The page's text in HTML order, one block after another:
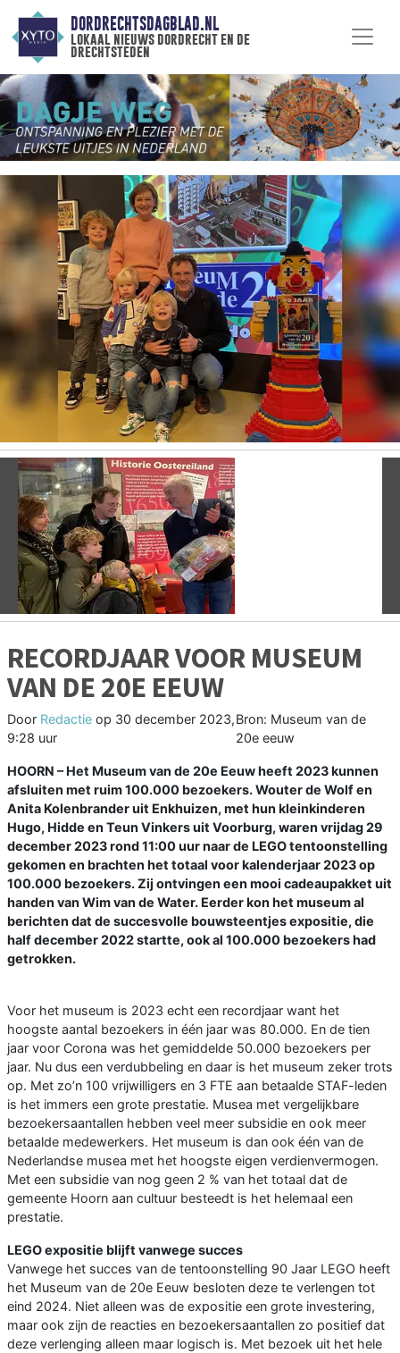
DORDRECHTSDAGBLAD.NL
lokaal nieuws dordrecht en de
drechtsteden
Vorige
RECORDJAAR VOOR MUSEUM
VAN DE 20E EEUW
Door Redactie op 30 december 2023,
9:28 uur
Bron: Museum van de
20e eeuw
HOORN – Het Museum van de 20e Eeuw heeft 2023 kunnen
afsluiten met ruim 100.000 bezoekers. Wouter de Wolf en
Anita Kolenbrander uit Enkhuizen, met hun kleinkinderen
Hugo, Hidde en Teun Vinkers uit Voorburg, waren vrijdag 29
december 2023 rond 11:00 uur naar de LEGO tentoonstelling
gekomen en brachten het totaal voor kalenderjaar 2023 op
100.000 bezoekers. Zij ontvingen een mooi cadeaupakket uit
handen van Wim van de Water. Eerder kon het museum al
berichten dat de succesvolle bouwsteentjes expositie, die
half december 2022 startte, ook al 100.000 bezoekers had
getrokken.
Voor het museum is 2023 echt een recordjaar want het
hoogste aantal bezoekers in één jaar was 80.000. En de tien
jaar voor Corona was het gemiddelde 50.000 bezoekers per
jaar. Nu dus een verdubbeling en daar is het museum zeker trots
op. Met zo’n 100 vrijwilligers en 3 FTE aan betaalde STAF-leden
is het immers een grote prestatie. Musea met vergelijkbare
bezoekersaantallen hebben veel meer subsidie en ook meer
betaalde medewerkers. Het museum is dan ook één van de
Nederlandse musea met het hoogste eigen verdienvermogen.
Met een subsidie van nog geen 2 % van het totaal dat de
gemeente Hoorn aan cultuur besteedt is het helemaal een
prestatie.
LEGO expositie blijft vanwege succes
Vanwege het succes van de tentoonstelling 90 Jaar LEGO heeft
het Museum van de 20e Eeuw besloten deze te verlengen tot
eind 2024. Niet alleen was de expositie een grote investering,
maar ook zijn de reacties en bezoekersaantallen zo positief dat
deze verlenging alleen maar logisch is. Met bezoek uit het hele